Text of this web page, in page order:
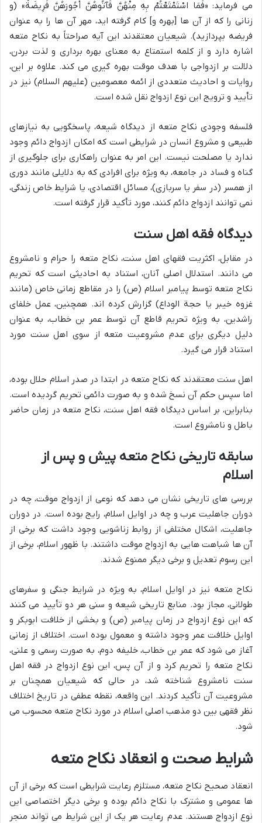
می فرماید: «فَمَا اسْتَمْتَعْتُمْ بِهِ مِنْهُنَّ فَآتُوهُنَّ أُجُورَهُنَّ فَرِیضَةً» (و
زنانی را که از آن ها [بهره و] کام گرفته اید، مهر آن ها را به عنوان
فریضه بپردازید). شیعیان معتقدند این آیه صراحتاً به نکاح متعه
اشاره دارد و از کلمه استمتاع به معنای بهره برداری و لذت بردن،
دلالت بر ازدواجی با هدف موقت بهره گیری می کند. علاوه بر این،
روایات و احادیث متعددی از ائمه معصومین (علیهم السلام) نیز در
تأیید و ترویج این نوع ازدواج نقل شده است.
فلسفه وجودی نکاح متعه از دیدگاه شیعه، پاسخگویی به نیازهای
طبیعی و مشروع انسان در شرایطی است که امکان ازدواج دائم وجود
ندارد یا مصلحت نیست. این امر به عنوان راهکاری برای جلوگیری از
گناه و فساد در جامعه، به ویژه برای افرادی که به دلایلی مانند دوری
از همسر (در سفر یا سربازی)، مسائل اقتصادی، یا شرایط خاص زندگی،
نمی توانند ازدواج دائم کنند، مورد تأکید قرار گرفته است.
دیدگاه فقه اهل سنت
در مقابل، اکثریت فقهای اهل سنت، نکاح متعه را حرام و نامشروع
می دانند. استدلال اصلی آنان، استناد به احادیثی است که تحریم
نکاح متعه توسط پیامبر اسلام (ص) را در مقاطع زمانی خاص (مانند
غزوه خیبر یا حجة الوداع) گزارش کرده اند. همچنین، عمل خلفای
راشدین، به ویژه تحریم قاطع آن توسط عمر بن خطاب، به عنوان
دلیل دیگری برای عدم مشروعیت متعه از سوی اهل سنت مورد
استناد قرار می گیرد.
اهل سنت معتقدند که نکاح متعه در ابتدا در صدر اسلام حلال بوده،
اما سپس حکم آن نسخ شده و به صورت دائمی تحریم گردیده است.
بنابراین، بر اساس دیدگاه فقه اهل سنت، نکاح متعه در زمان حاضر
باطل و نامشروع است.
سابقه تاریخی نکاح متعه پیش و پس از
اسلام
بررسی های تاریخی نشان می دهد که نوعی از ازدواج موقت، چه در
دوران جاهلیت عرب و چه در اوایل اسلام، رایج بوده است. در دوران
جاهلیت، اشکال مختلفی از روابط زناشویی وجود داشت که برخی از
آن ها شباهت هایی به ازدواج موقت داشتند. با ظهور اسلام، برخی از
این رسوم تعدیل و برخی دیگر ممنوع شدند.
نکاح متعه نیز در اوایل اسلام، به ویژه در شرایط جنگی و سفرهای
طولانی، مجاز بود. منابع تاریخی شیعه و سنی هر دو تأیید می کنند
که این نوع ازدواج در زمان پیامبر (ص) و بخشی از خلافت ابوبکر و
اوایل خلافت عمر وجود داشته و معمول بوده است. اختلاف از زمانی
آغاز می شود که عمر بن خطاب، خلیفه دوم، به صورت رسمی و علنی،
نکاح متعه را تحریم کرد و از آن پس، این نوع ازدواج در فقه اهل
سنت نامشروع شناخته شد، در حالی که شیعیان همچنان بر
مشروعیت آن تأکید کردند. این واقعه، نقطه عطفی در تاریخ اختلاف
نظر فقهی بین دو مذهب اصلی اسلام در مورد نکاح متعه محسوب می
شود.
شرایط صحت و انعقاد نکاح متعه
انعقاد صحیح نکاح متعه، مستلزم رعایت شرایطی است که برخی از آن
ها عمومی و مشترک با نکاح دائم بوده و برخی دیگر اختصاصی این
نوع ازدواج هستند. عدم رعایت هر یک از این شرایط می تواند منجر